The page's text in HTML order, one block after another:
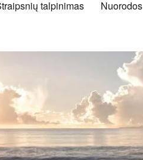
talpinimas Nuorodos